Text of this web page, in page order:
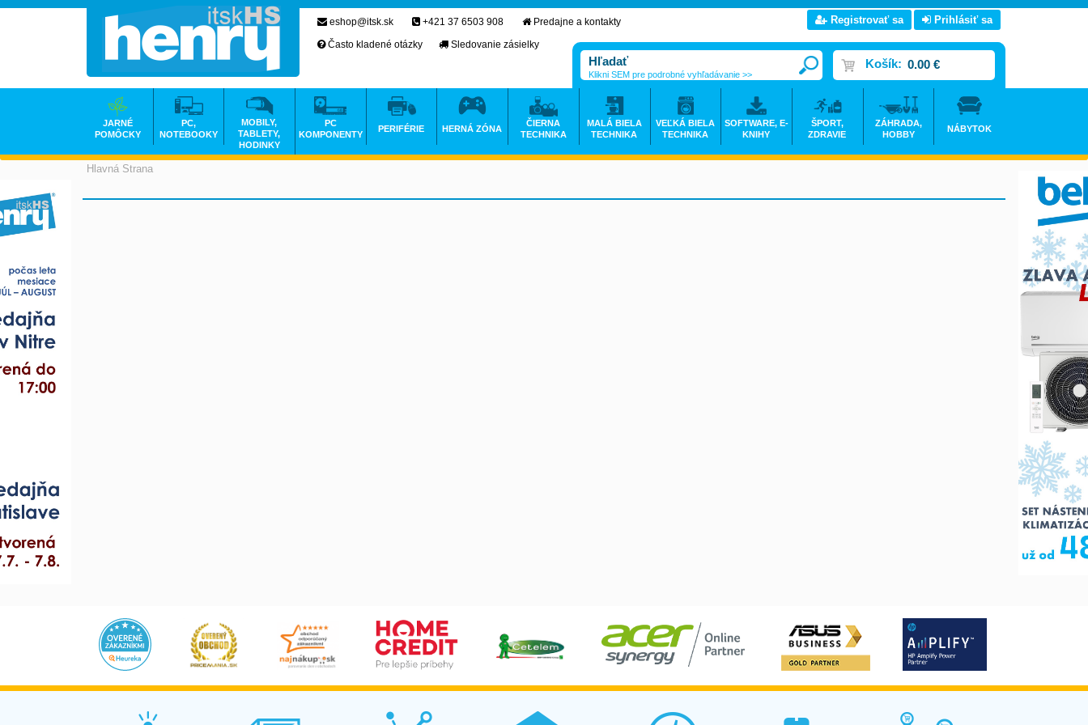
Hlavná Strana
eshop@itsk.sk +421 37 6503 908
Predajne a kontakty
Často kladené otázky
Sledovanie zásielky
Registrovať sa Prihlásiť sa
Košík: 0.00 €
Klikni SEM pre podrobné vyhľadávanie >>
JARNÉ
POMÔCKY
PC,
NOTEBOOKY
MOBILY,
TABLETY,
HODINKY
PC
KOMPONENTY
PERIFÉRIE HERNÁ ZÓNA
ČIERNA
TECHNIKA
MALÁ BIELA
TECHNIKA
VEĽKÁ BIELA
TECHNIKA
SOFTWARE, E-
KNIHY
ŠPORT,
ZDRAVIE
ZÁHRADA,
HOBBY
NÁBYTOK